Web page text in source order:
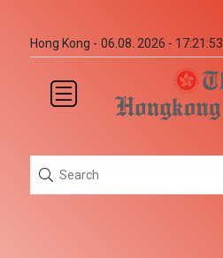
Hong Kong - 06.08. 2026 - 17:21:53